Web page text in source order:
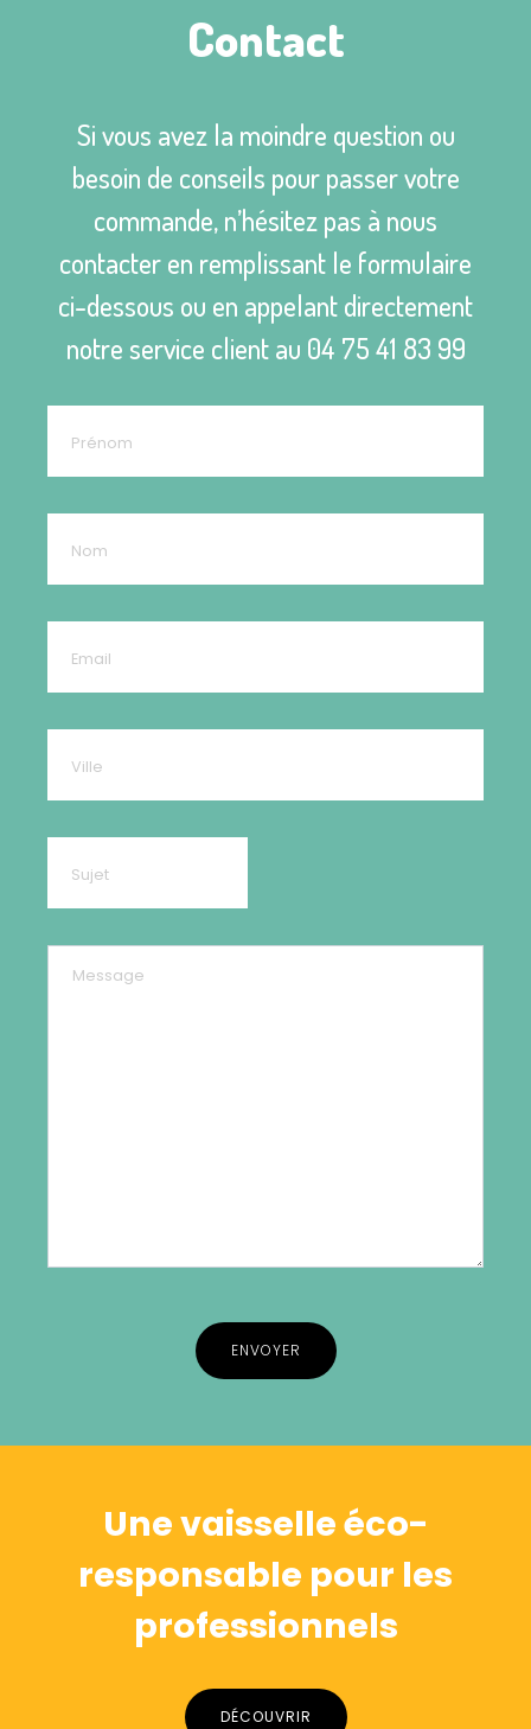
Contact
Si vous avez la moindre question ou
besoin de conseils pour passer votre
commande, n’hésitez pas à nous
contacter en remplissant le formulaire
ci-dessous ou en appelant directement
notre service client au 04 75 41 83 99
Une vaisselle éco-
responsable pour les
professionnels
DÉCOUVRIR